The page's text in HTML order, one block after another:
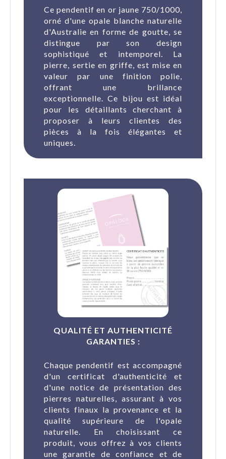
Ce pendentif en or jaune 750/1000,
orné d'une opale blanche naturelle
d'Australie en forme de goutte, se
distingue par son design
sophistiqué et intemporel. La
pierre, sertie en griffe, est mise en
valeur par une finition polie,
offrant une brillance
exceptionnelle. Ce bijou est idéal
pour les détaillants cherchant à
proposer à leurs clientes des
pièces à la fois élégantes et
uniques.
QUALITÉ ET AUTHENTICITÉ
GARANTIES :
Chaque pendentif est accompagné
d'un certificat d'authenticité et
d'une notice de présentation des
pierres naturelles, assurant à vos
clients finaux la provenance et la
qualité supérieure de l'opale
naturelle. En choisissant ce
produit, vous offrez à vos clients
une garantie de confiance et de